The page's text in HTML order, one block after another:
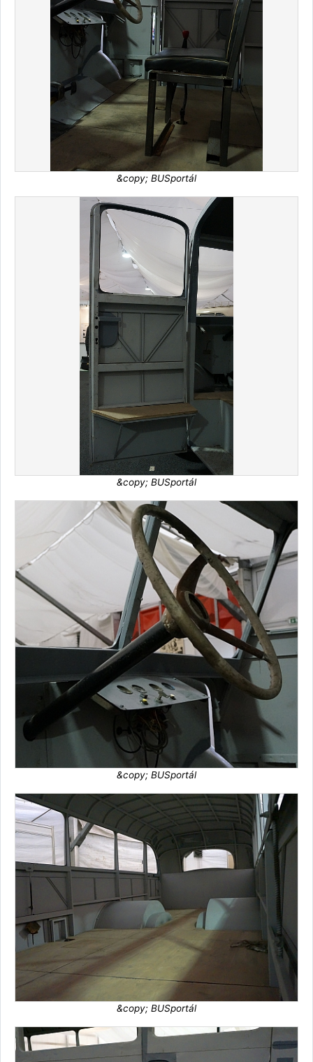
&copy; BUSportál
&copy; BUSportál
&copy; BUSportál
&copy; BUSportál